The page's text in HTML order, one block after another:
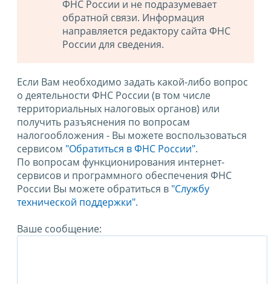
ФНС России и не подразумевает
обратной связи. Информация
направляется редактору сайта ФНС
России для сведения.
Если Вам необходимо задать какой-либо вопрос
о деятельности ФНС России (в том числе
территориальных налоговых органов) или
получить разъяснения по вопросам
налогообложения - Вы можете воспользоваться
сервисом "Обратиться в ФНС России".
По вопросам функционирования интернет-
сервисов и программного обеспечения ФНС
России Вы можете обратиться в "Службу
технической поддержки".
Ваше сообщение: